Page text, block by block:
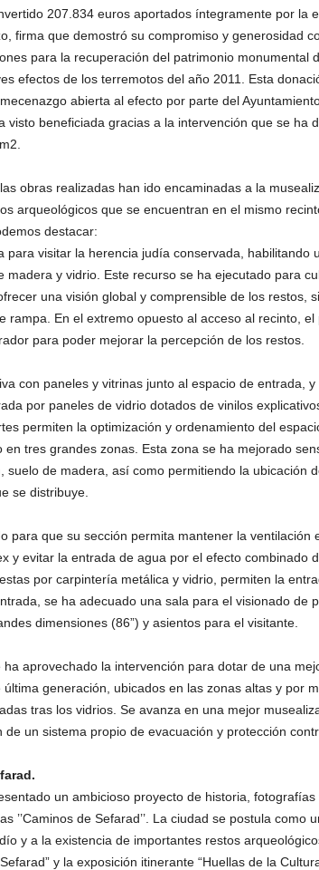
207.834 euros aportados íntegramente por la
firma que demostró su compromiso y generosidad
para la recuperación del patrimonio monumental
efectos de los terremotos del año 2011. Esta
abierta al efecto por parte del
visto beneficiada gracias a la intervención que se ha
obras realizadas han ido encaminadas a la
arqueológicos que se encuentran en el mismo
destacar:
para visitar la herencia judía conservada, habilitando
madera y vidrio. Este recurso se ha ejecutado para
una visión global y comprensible de los restos,
rampa. En el extremo opuesto al acceso al recinto, el
para poder mejorar la percepción de los restos.
con paneles y vitrinas junto al espacio de entrada, y
por paneles de vidrio dotados de vinilos
permiten la optimización y ordenamiento del
tres grandes zonas. Esta zona se ha mejorado
suelo de madera, así como permitiendo la ubicación
se distribuye.
para que su sección permita mantener la ventilación
y evitar la entrada de agua por el efecto combinado
por carpintería metálica y vidrio, permiten la
se ha adecuado una sala para el visionado de
dimensiones (86”) y asientos para el visitante.
aprovechado la intervención para dotar de una
generación, ubicados en las zonas altas y por
tras los vidrios. Se avanza en una mejor
un sistema propio de evacuación y protección
un ambicioso proyecto de historia, fotografías
’’Caminos de Sefarad’’. La ciudad se postula como
y a la existencia de importantes restos
y la exposición itinerante “Huellas de la